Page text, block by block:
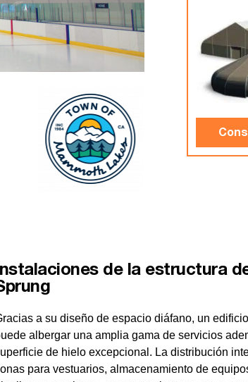
Instalaciones de la estructura
a su diseño de espacio diáfano, un
albergar una amplia gama de servicios
de hielo excepcional. La distribución
para vestuarios, almacenamiento de